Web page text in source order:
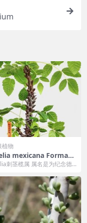
植物
mexicana Forman
角榄
刺茎榄属 属名是为纪念德